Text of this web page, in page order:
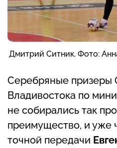
Дмитрий Ситник. Фото:
Серебряные призеры
Владивостока по
не собирались так
преимущество, и уже
точной передачи